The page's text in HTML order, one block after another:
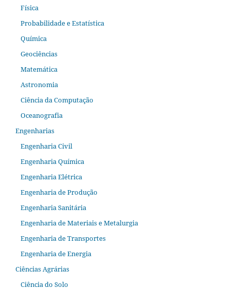
Física
Probabilidade e Estatística
Química
Geociências
Matemática
Astronomia
Ciência da Computação
Oceanografia
Engenharias
Engenharia Civil
Engenharia Química
Engenharia Elétrica
Engenharia de Produção
Engenharia Sanitária
Engenharia de Materiais e Metalurgia
Engenharia de Transportes
Engenharia de Energia
Ciências Agrárias
Ciência do Solo